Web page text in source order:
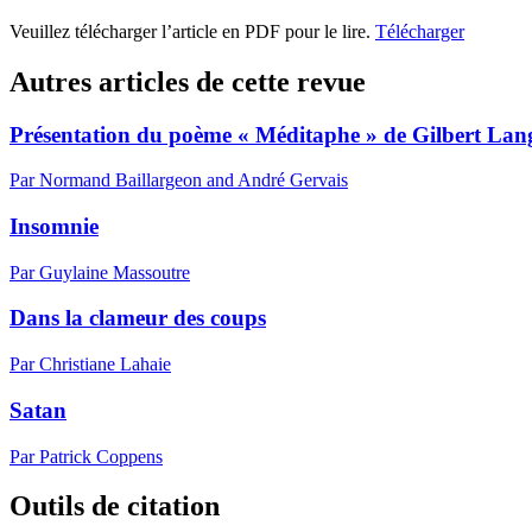
Veuillez télécharger l’article en PDF pour le lire. Télécharger
Autres articles de cette revue
Présentation du poème « Méditaphe » de Gilbert
Par Normand Baillargeon and André Gervais
Insomnie
Par Guylaine Massoutre
Dans la clameur des coups
Par Christiane Lahaie
Satan
Par Patrick Coppens
Outils de citation